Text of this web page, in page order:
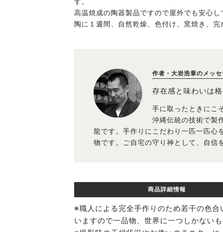
高温焼成の陶器製品ですので屋外でも安心
陶に１週間、自然乾燥、色付け、窯焼き、完
作者・大岩浩章のメッセ
存在感と味わいは格
手に取ったときにこ
沖縄伝統の技術で製
龍です。手作りにこだわり一匹一匹心
物です。ご自宅の守り神として、自信
商品詳細情報
※職人による完全手作りのため若干の色
いますので一品物、世界に一つしかない